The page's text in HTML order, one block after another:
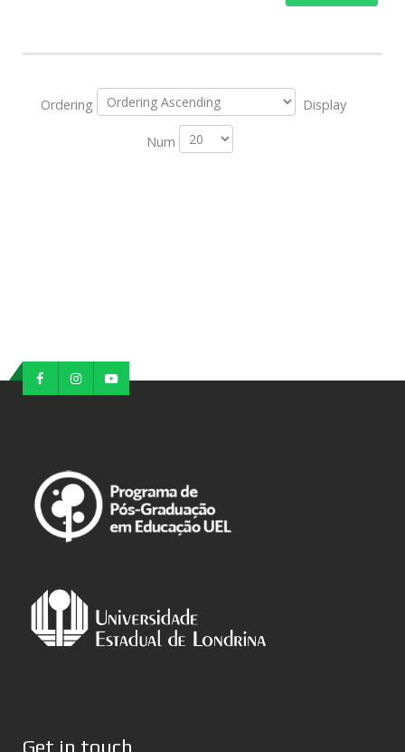
Ordering Display
Num
Get in touch